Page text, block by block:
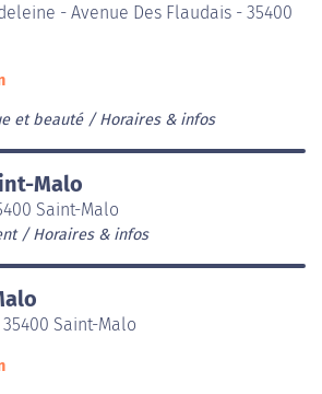
- Avenue Des Flaudais - 35400
et beauté Horaires & infos
Malo
Saint-Malo
Horaires & infos
Saint-Malo